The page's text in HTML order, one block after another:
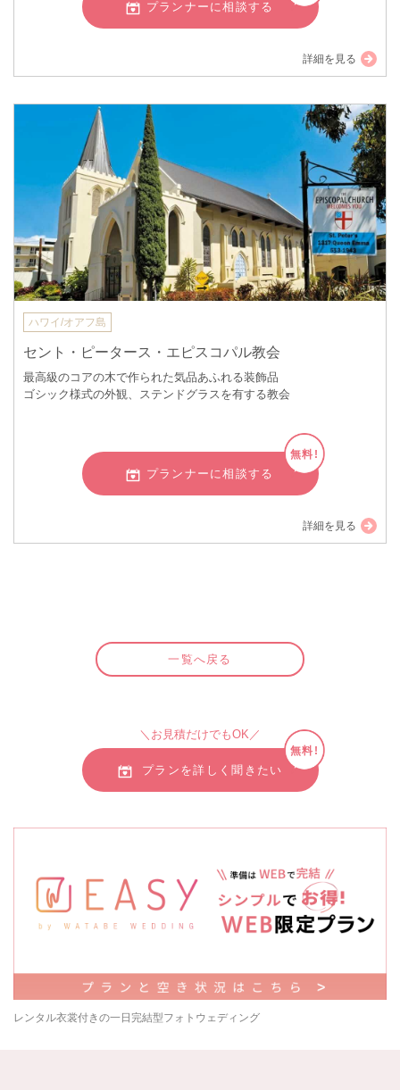
プランナーに相談する
詳細を見る
ハワイ/オアフ島
セント・ピータース・エピスコパル教会
最高級のコアの木で作られた気品あふれる装飾品
ゴシック様式の外観、ステンドグラスを有する教会
プランナーに相談する
無料!
詳細を見る
一覧へ戻る
＼お見積だけでもOK／
プランを詳しく聞きたい
無料!
レンタル衣裳付きの一日完結型フォトウェディング